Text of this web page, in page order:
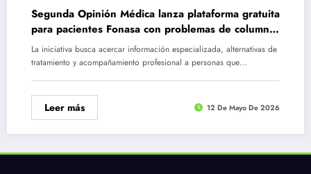
Segunda Opinión Médica lanza plataforma gratuita
para pacientes Fonasa con problemas de columna
vertebral y manejo de dolor crónico
La iniciativa busca acercar información especializada, alternativas de
tratamiento y acompañamiento profesional a personas que…
Leer más 12 De Mayo De 2026